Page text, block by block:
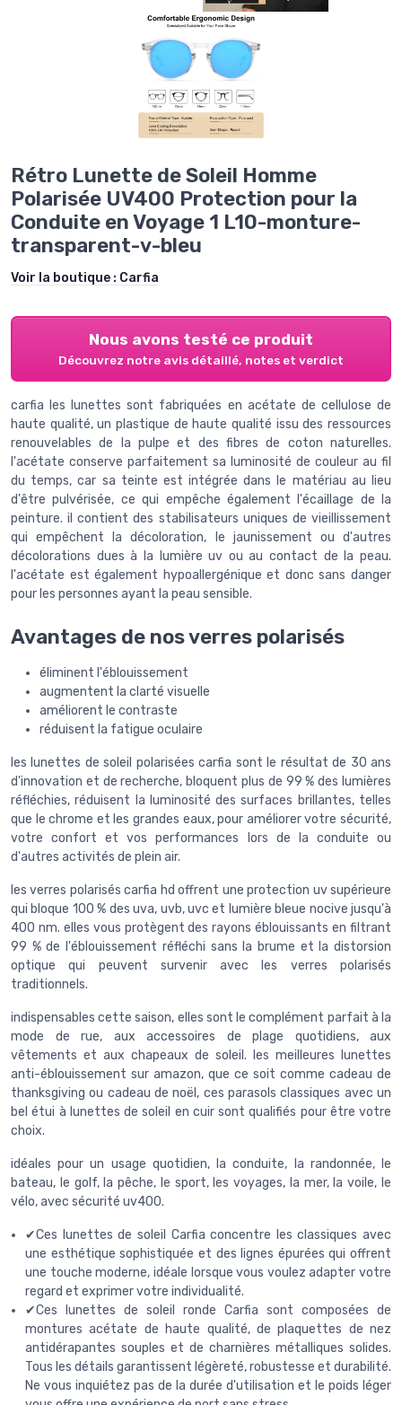
Rétro Lunette de Soleil Homme
Polarisée UV400 Protection pour la
Conduite en Voyage 1 L10-monture-
transparent-v-bleu
Voir la boutique : Carfia
Nous avons testé ce produit
Découvrez notre avis détaillé, notes et verdict
carfia les lunettes sont fabriquées en acétate de cellulose de
haute qualité, un plastique de haute qualité issu des ressources
renouvelables de la pulpe et des fibres de coton naturelles.
l'acétate conserve parfaitement sa luminosité de couleur au fil
du temps, car sa teinte est intégrée dans le matériau au lieu
d'être pulvérisée, ce qui empêche également l'écaillage de la
peinture. il contient des stabilisateurs uniques de vieillissement
qui empêchent la décoloration, le jaunissement ou d'autres
décolorations dues à la lumière uv ou au contact de la peau.
l'acétate est également hypoallergénique et donc sans danger
pour les personnes ayant la peau sensible.
Avantages de nos verres polarisés
éliminent l'éblouissement
augmentent la clarté visuelle
améliorent le contraste
réduisent la fatigue oculaire
les lunettes de soleil polarisées carfia sont le résultat de 30 ans
d'innovation et de recherche, bloquent plus de 99 % des lumières
réfléchies, réduisent la luminosité des surfaces brillantes, telles
que le chrome et les grandes eaux, pour améliorer votre sécurité,
votre confort et vos performances lors de la conduite ou
d'autres activités de plein air.
les verres polarisés carfia hd offrent une protection uv supérieure
qui bloque 100 % des uva, uvb, uvc et lumière bleue nocive jusqu'à
400 nm. elles vous protègent des rayons éblouissants en filtrant
99 % de l'éblouissement réfléchi sans la brume et la distorsion
optique qui peuvent survenir avec les verres polarisés
traditionnels.
indispensables cette saison, elles sont le complément parfait à la
mode de rue, aux accessoires de plage quotidiens, aux
vêtements et aux chapeaux de soleil. les meilleures lunettes
anti-éblouissement sur amazon, que ce soit comme cadeau de
thanksgiving ou cadeau de noël, ces parasols classiques avec un
bel étui à lunettes de soleil en cuir sont qualifiés pour être votre
choix.
idéales pour un usage quotidien, la conduite, la randonnée, le
bateau, le golf, la pêche, le sport, les voyages, la mer, la voile, le
vélo, avec sécurité uv400.
✔Ces lunettes de soleil Carfia concentre les classiques avec
une esthétique sophistiquée et des lignes épurées qui offrent
une touche moderne, idéale lorsque vous voulez adapter votre
regard et exprimer votre individualité.
✔Ces lunettes de soleil ronde Carfia sont composées de
montures acétate de haute qualité, de plaquettes de nez
antidérapantes souples et de charnières métalliques solides.
Tous les détails garantissent légèreté, robustesse et durabilité.
Ne vous inquiétez pas de la durée d'utilisation et le poids léger